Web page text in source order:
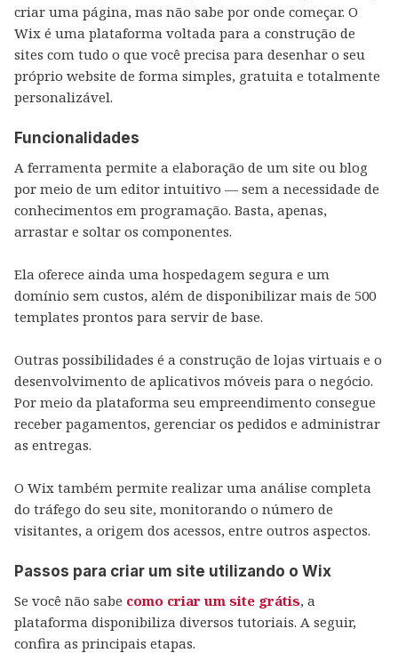
criar uma página, mas não sabe por onde começar. O
Wix é uma plataforma voltada para a construção de
sites com tudo o que você precisa para desenhar o seu
próprio website de forma simples, gratuita e totalmente
personalizável.
Funcionalidades
A ferramenta permite a elaboração de um site ou blog
por meio de um editor intuitivo — sem a necessidade de
conhecimentos em programação. Basta, apenas,
arrastar e soltar os componentes.
Ela oferece ainda uma hospedagem segura e um
domínio sem custos, além de disponibilizar mais de 500
templates prontos para servir de base.
Outras possibilidades é a construção de lojas virtuais e o
desenvolvimento de aplicativos móveis para o negócio.
Por meio da plataforma seu empreendimento consegue
receber pagamentos, gerenciar os pedidos e administrar
as entregas.
O Wix também permite realizar uma análise completa
do tráfego do seu site, monitorando o número de
visitantes, a origem dos acessos, entre outros aspectos.
Passos para criar um site utilizando o Wix
Se você não sabe como criar um site grátis, a
plataforma disponibiliza diversos tutoriais. A seguir,
confira as principais etapas.